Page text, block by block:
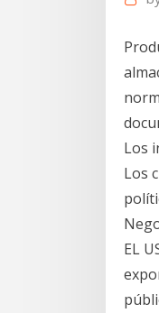
Los
Los
EL